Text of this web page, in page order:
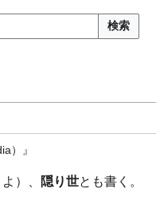
検索
）』
）、 隠り世とも書く。